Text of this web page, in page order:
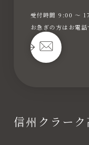
受付時間 9:00 〜
お急ぎの方はお電
信州クラー